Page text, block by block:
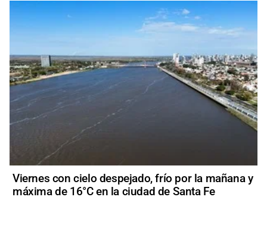
Viernes con cielo despejado, frío por la mañana y
máxima de 16°C en la ciudad de Santa Fe